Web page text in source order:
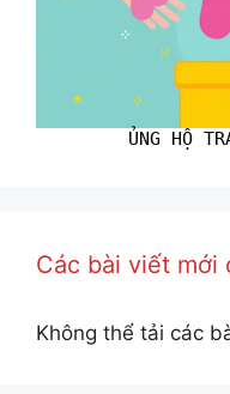
ỦNG HỘ
Các bài viết mới
Không thể tải các